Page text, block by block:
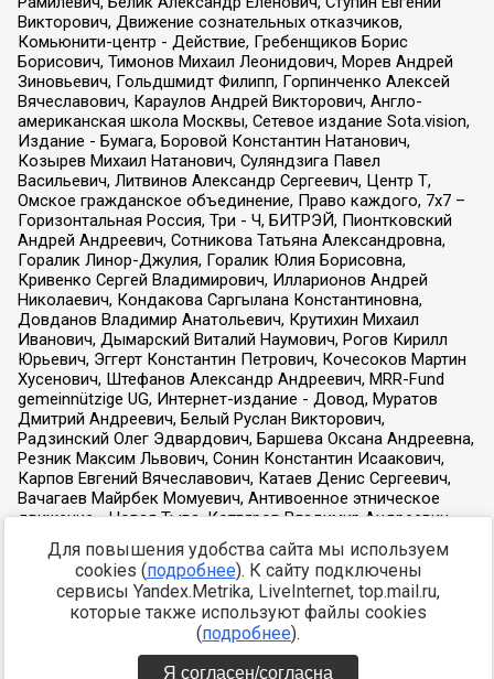
Для повышения удобства сайта мы используем
cookies (подробнее). К сайту подключены
сервисы Yandex.Metrika, LiveInternet, top.mail.ru,
которые также используют файлы cookies
(подробнее).
Я согласен/согласна